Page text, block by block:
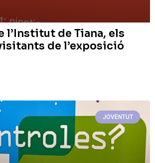
l’Institut de Tiana, els
de l’exposició
JOVENTUT